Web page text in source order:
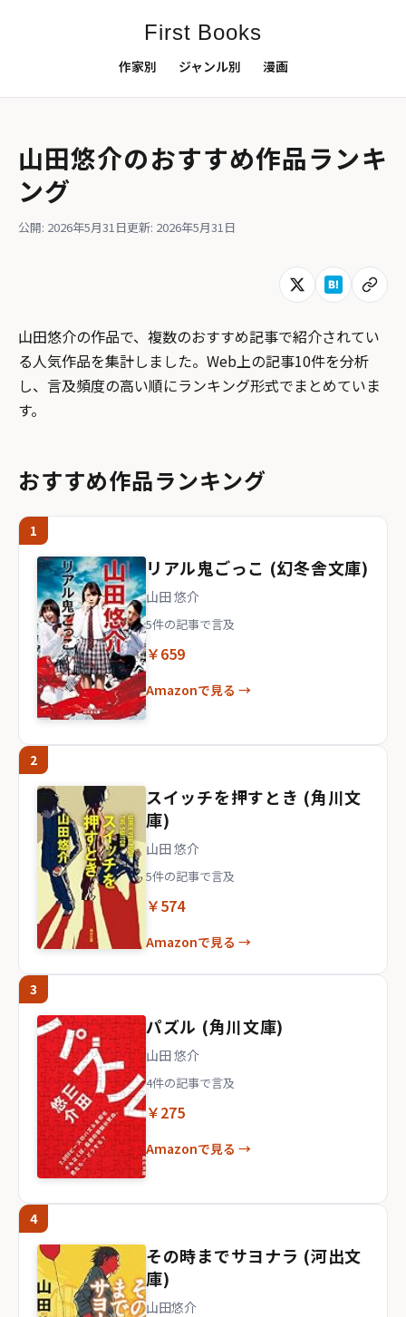
First Books
作家別 ジャンル別 漫画
山田悠介のおすすめ作品ランキ
ング
公開: 2026年5月31日更新: 2026年5月31日
山田悠介の作品で、複数のおすすめ記事で紹介されてい
る人気作品を集計しました。Web上の記事10件を分析
し、言及頻度の高い順にランキング形式でまとめていま
す。
おすすめ作品ランキング
1
リアル鬼ごっこ (幻冬舎文庫)
山田 悠介
5件の記事で言及
￥659
Amazonで見る →
2
スイッチを押すとき (角川文
庫)
山田 悠介
5件の記事で言及
￥574
Amazonで見る →
3
パズル (角川文庫)
山田 悠介
4件の記事で言及
￥275
Amazonで見る →
4
その時までサヨナラ (河出文
庫)
山田悠介